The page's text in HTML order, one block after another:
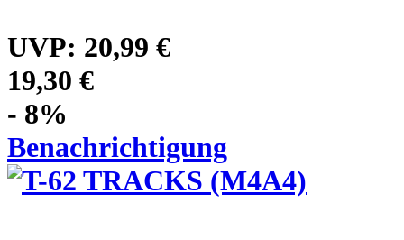
UVP: 20,99 €
19,30 €
- 8%
Benachrichtigung